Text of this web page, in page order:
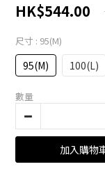
HK$544.00
尺寸 : 95(M)
95(M) 100(L)
數量
加入購物